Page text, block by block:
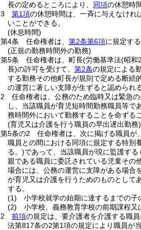
長の定めるところにより、 同項の休憩時
3
第1項の休憩時間は、一斉に与えなけれ
いことができる。
(休息時間)
第4条
任命権者は、 第2条第6項に規定す
(正規の勤務時間外の勤務)
第5条
任命権者は、町長(労働基準法(昭和
長)の許可を受けて、 第2条の規定による
する勤務その他町長が規則で定める断続
の運営に著しい支障が生ずると認められ
2
任命権者は、公務のため臨時又は緊急
し、当該職員が育児短時間勤務職員等
務時間外において勤務することを命ずる
(育児又は介護を行う職員の早出遅出勤務)
第5条の2
任命権者は、次に掲げる職員が
職員との間における同項に規定する特別
る。)であって、当該職員が現に監護す
親である職員に委託されている児童その
場合には、公務の運営に支障がある場合
が育児又は介護を行うためのものとして
する。
(1)
小学校就学の始期に達するまでの子
(2)
小学校、義務教育学校の前期課程
2
前項の規定は、要介護者を介護する職員
法第817条の2第1項の規定により職員が